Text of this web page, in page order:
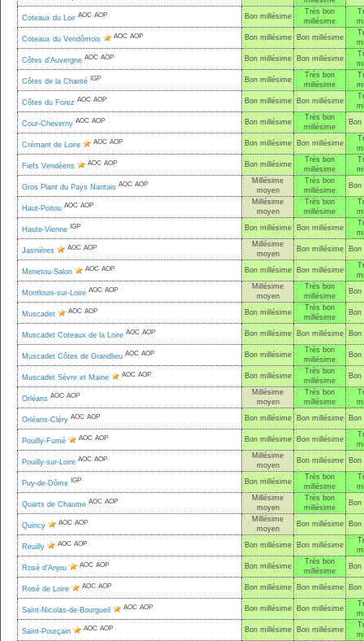
Coteaux du Loir AOC AOP Bon millésime
Très bon
millésime
Coteaux du Vendômois AOC AOP Bon millésime Bon millésime
Côtes d'Auvergne AOC AOP Bon millésime Bon millésime
Côtes de la Charité IGP Bon millésime
Très bon
millésime
Côtes du Forez AOC AOP Bon millésime Bon millésime
Cour-Cheverny AOC AOP Bon millésime
Très bon
millésime
Bon
Crémant de Loire AOC AOP Bon millésime Bon millésime
Fiefs Vendéens AOC AOP Bon millésime
Très bon
millésime
Gros Plant du Pays Nantais AOC AOP
Millésime
moyen
Très bon
millésime
Bon
Haut-Poitou AOC AOP
Millésime
moyen
Très bon
millésime
Haute-Vienne IGP Bon millésime Bon millésime
Jasnières AOC AOP
Millésime
moyen
Bon millésime Bon
Menetou-Salon AOC AOP Bon millésime Bon millésime
Montlouis-sur-Loire AOC AOP
Millésime
moyen
Très bon
millésime
Bon
Muscadet AOC AOP Bon millésime
Très bon
millésime
Bon
Muscadet Coteaux de la Loire AOC AOP Bon millésime Bon millésime Bon
Muscadet Côtes de Grandlieu AOC AOP Bon millésime
Très bon
millésime
Bon
Muscadet Sèvre et Maine AOC AOP Bon millésime
Très bon
millésime
Bon
Orléans AOC AOP
Millésime
moyen
Très bon
millésime
Orléans-Cléry AOC AOP Bon millésime Bon millésime Bon
Pouilly-Fumé AOC AOP Bon millésime Bon millésime
Pouilly-sur-Loire AOC AOP
Millésime
moyen
Bon millésime Bon
Puy-de-Dôme IGP Bon millésime
Très bon
millésime
Quarts de Chaume AOC AOP
Millésime
moyen
Très bon
millésime
Bon
Quincy AOC AOP
Millésime
moyen
Bon millésime Bon
Reuilly AOC AOP Bon millésime Bon millésime
Rosé d'Anjou AOC AOP Bon millésime
Très bon
millésime
Bon
Rosé de Loire AOC AOP Bon millésime Bon millésime Bon
Saint-Nicolas-de-Bourgueil AOC AOP Bon millésime Bon millésime
Saint-Pourçain AOC AOP Bon millésime Bon millésime